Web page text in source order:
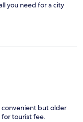
you need for a city
convenient but older
tourist fee.